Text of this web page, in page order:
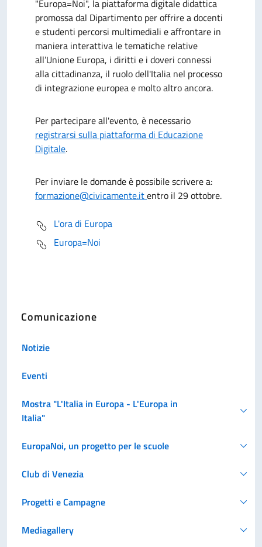
"Europa=Noi", la piattaforma digitale didattica
promossa dal Dipartimento per offrire a docenti
e studenti percorsi multimediali e affrontare in
maniera interattiva le tematiche relative
all’Unione Europa, i diritti e i doveri connessi
alla cittadinanza, il ruolo dell'Italia nel processo
di integrazione europea e molto altro ancora.
Per partecipare all'evento, è necessario
registrarsi sulla piattaforma di Educazione
Digitale.
Per inviare le domande è possibile scrivere a:
formazione@civicamente.itentro il 29 ottobre.
L'ora di Europa
Europa=Noi
Comunicazione
Notizie
Eventi
Mostra "L'Italia in Europa - L'Europa in
Italia"
EuropaNoi, un progetto per le scuole
Club di Venezia
Progetti e Campagne
Mediagallery